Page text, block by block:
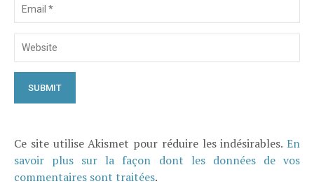
Ce site utilise Akismet pour réduire les indésirables. En
savoir plus sur la façon dont les données de vos
commentaires sont traitées.